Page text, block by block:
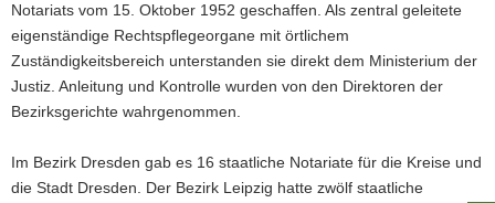
e
v
n
Notariats vom 15. Oktober 1952 geschaffen. Als zentral geleitete
eigenständige Rechtspflegeorgane mit örtlichem
Zuständigkeitsbereich unterstanden sie direkt dem Ministerium der
Justiz. Anleitung und Kontrolle wurden von den Direktoren der
Bezirksgerichte wahrgenommen.
Im Bezirk Dresden gab es 16 staatliche Notariate für die Kreise und
die Stadt Dresden. Der Bezirk Leipzig hatte zwölf staatliche